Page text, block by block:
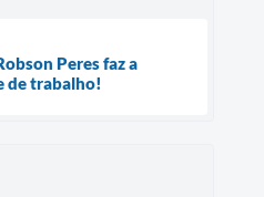
Peres faz a
de trabalho!